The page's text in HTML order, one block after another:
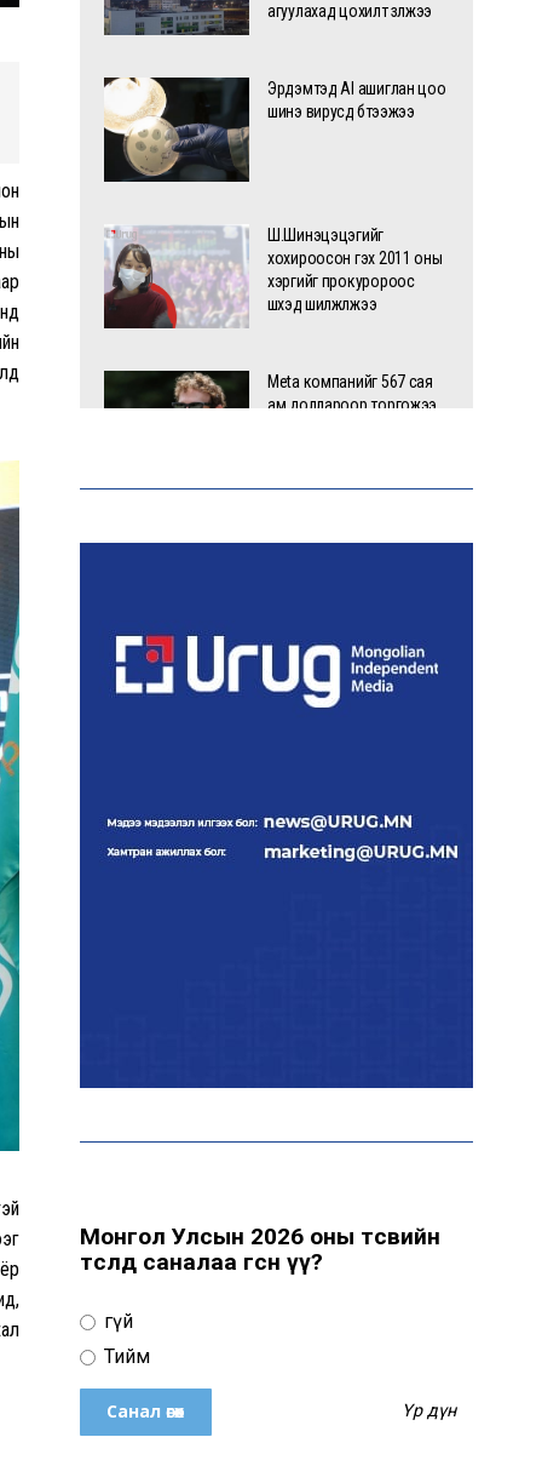
агуулахад цохилт үзүүлжээ
Эрдэмтэд AI ашиглан цоо
шинэ вирусүүд бүтээжээ
Ш.Шинэцэцэгийг
хохироосон гэх 2011 оны
хэргийг прокуророос
шүүхэд шилжүүлжээ
Meta компанийг 567 сая
ам.доллароор торгожээ
“Сүхбаатар дүүрэгт
үйлдвэрлэв- 2026”
Т.Ганболд:
Ерөнхийлөгчийн
сонгуульд нэр дэвших
Ховд аймагт сураггүй алга
Монгол Улсын 2026 оны төсвийн
төсөлд саналаа өгсөн үү?
Үгүй
Тийм
Үр дүн